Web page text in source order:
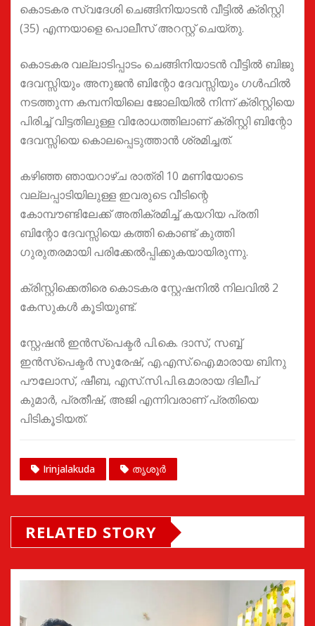
കൊടകര സ്വദേശി ചെങ്ങിനിയാടൻ വീട്ടിൽ ക്രിസ്റ്റി
(35) എന്നയാളെ പൊലീസ് അറസ്റ്റ് ചെയ്തു.
കൊടകര വല്ലാടിപ്പാടം ചെങ്ങിനിയാടൻ വീട്ടിൽ ബിജു
ദേവസ്സിയും അനുജൻ ബിന്റോ ദേവസ്സിയും ഗൾഫിൽ
നടത്തുന്ന കമ്പനിയിലെ ജോലിയിൽ നിന്ന് ക്രിസ്റ്റിയെ
പിരിച്ച് വിട്ടതിലുള്ള വിരോധത്തിലാണ് ക്രിസ്റ്റി ബിന്റോ
ദേവസ്സിയെ കൊലപ്പെടുത്താൻ ശ്രമിച്ചത്.
കഴിഞ്ഞ ഞായറാഴ്ച രാത്രി 10 മണിയോടെ
വല്ലപ്പാടിയിലുള്ള ഇവരുടെ വീടിന്റെ
കോമ്പൗണ്ടിലേക്ക് അതിക്രമിച്ച് കയറിയ പ്രതി
ബിന്റോ ദേവസ്സിയെ കത്തി കൊണ്ട് കുത്തി
ഗുരുതരമായി പരിക്കേൽപ്പിക്കുകയായിരുന്നു.
ക്രിസ്റ്റിക്കെതിരെ കൊടകര സ്റ്റേഷനിൽ നിലവിൽ 2
കേസുകൾ കൂടിയുണ്ട്.
സ്റ്റേഷൻ ഇൻസ്പെക്ടർ പി.കെ. ദാസ്, സബ്ബ്
ഇൻസ്പെക്ടർ സുരേഷ്, എ.എസ്.ഐ.മാരായ ബിനു
പൗലോസ്, ഷീബ, എസ്.സി.പി.ഒ.മാരായ ദിലീപ്
കുമാർ, പ്രതീഷ്, അജി എന്നിവരാണ് പ്രതിയെ
പിടികൂടിയത്.
Irinjalakuda തൃശൂർ
RELATED STORY